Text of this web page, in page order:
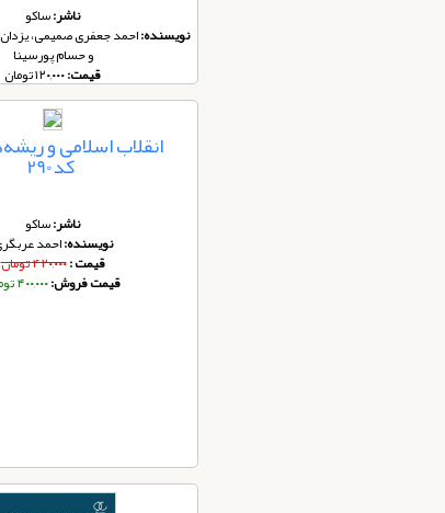
ناشر:ساکو
نویسنده:احمد جعفری صمیمی،
و حسام پورسینا
قیمت:۱۲۰,۰۰۰ تومان
انقلاب اسلامی و
کد290
ناشر:ساکو
نویسنده:احمد
قیمت :۴۲۰,۰۰۰ تومان
قیمت فروش:۴۰۰,۰۰۰ تومان